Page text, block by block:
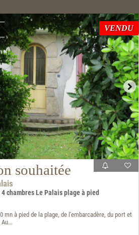
VENDU
souhaitée
chambres Le Palais plage à pied
mn à pied de la plage, de l'embarcadère, du port et